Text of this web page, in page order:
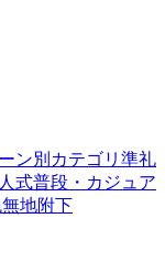
ン別カテゴリ 準礼
式普段・カジュア
地附下